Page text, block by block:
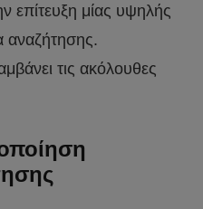
επίτευξη μίας υψηλής
αναζήτησης.
τις ακόλουθες